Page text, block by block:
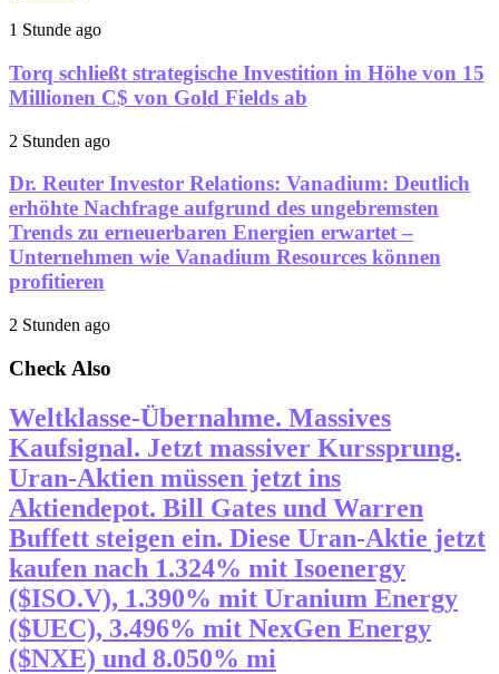
1 Stunde ago
Torq schließt strategische Investition in Höhe von 15
Millionen C$ von Gold Fields ab
2 Stunden ago
Dr. Reuter Investor Relations: Vanadium: Deutlich
erhöhte Nachfrage aufgrund des ungebremsten
Trends zu erneuerbaren Energien erwartet –
Unternehmen wie Vanadium Resources können
profitieren
2 Stunden ago
Check Also
Weltklasse-Übernahme. Massives
Kaufsignal. Jetzt massiver Kurssprung.
Uran-Aktien müssen jetzt ins
Aktiendepot. Bill Gates und Warren
Buffett steigen ein. Diese Uran-Aktie jetzt
kaufen nach 1.324% mit Isoenergy
($ISO.V), 1.390% mit Uranium Energy
($UEC), 3.496% mit NexGen Energy
($NXE) und 8.050% mi